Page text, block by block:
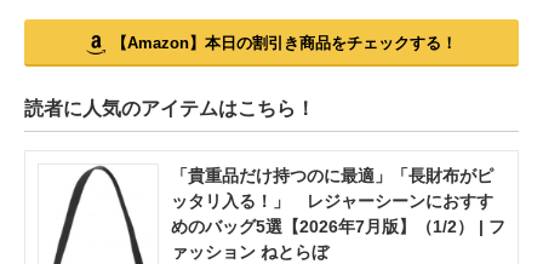
【Amazon】本日の割引き商品をチェックする！
読者に人気のアイテムはこちら！
「貴重品だけ持つのに最適」「長財布がピ
ッタリ入る！」 レジャーシーンにおすす
めのバッグ5選【2026年7月版】（1/2） | フ
ァッション ねとらぼ